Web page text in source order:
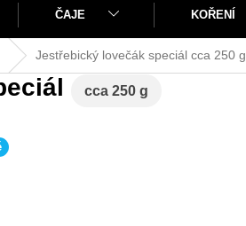
ČAJE KOŘENÍ
Jestřebický lovečák speciál cca 250 g
cca 250 g